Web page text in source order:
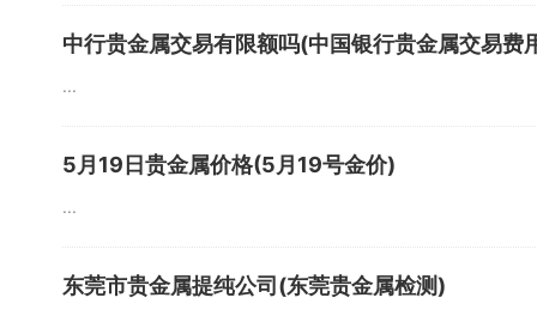
中行贵金属交易有限额吗(中国银行贵金属交易费
...
5月19日贵金属价格(5月19号金价)
...
东莞市贵金属提纯公司(东莞贵金属检测)